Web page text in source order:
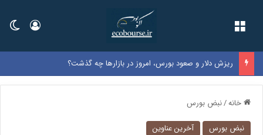
ورود
ریزش دلار و صعود بورس، امروز در بازارها چه گذشت؟
خانه/نبض بورس
نبض بورس آخرین عناوین